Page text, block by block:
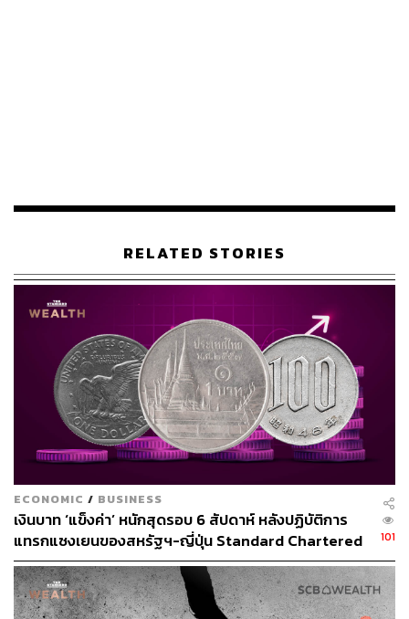
เห็นโดยตรงต่อคำถามเรื่องการเคลื่อนกำลังทหารของจีน แต่
ย้ำว่า “ประเด็นไต้หวันเป็นเรื่องภายในของจีน และจีนจะ
ปกป้องอธิปไตยของตนอย่างเด็ดขาด
Annabelle Chih / Getty Images
อ้างอิง:
https://edition.cnn.com/2024/12/10/china/china-taiwa
n-maritime-movements-intl-hnk/index.html
TAGS: Taiwan ความสัมพันธ์จีน-ไต้หวัน
ช่องแคบไต้หวัน
กองทัพไต้หวัน
China
RELATED STORIES
ECONOMIC / BUSINESS
เงินบาท ‘แข็งค่า’ หนักสุดรอบ 6 สัปดาห์ หลังปฏิบัติการ
แทรกแซงเยนของสหรัฐฯ-ญี่ปุ่น Standard Chartered
เปิดเป้าสิ้นปีนี้จ่อแข็งต่อแตะ 32.50 บาทต่อดอลลาร์
101